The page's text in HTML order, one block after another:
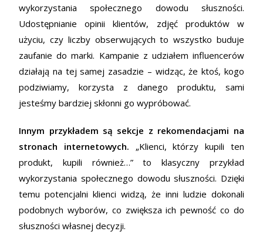
wykorzystania społecznego dowodu słuszności.
Udostępnianie opinii klientów, zdjęć produktów w
użyciu, czy liczby obserwujących to wszystko buduje
zaufanie do marki. Kampanie z udziałem influencerów
działają na tej samej zasadzie – widząc, że ktoś, kogo
podziwiamy, korzysta z danego produktu, sami
jesteśmy bardziej skłonni go wypróbować.
Innym przykładem są sekcje z rekomendacjami na
stronach internetowych. „Klienci, którzy kupili ten
produkt, kupili również…” to klasyczny przykład
wykorzystania społecznego dowodu słuszności. Dzięki
temu potencjalni klienci widzą, że inni ludzie dokonali
podobnych wyborów, co zwiększa ich pewność co do
słuszności własnej decyzji.